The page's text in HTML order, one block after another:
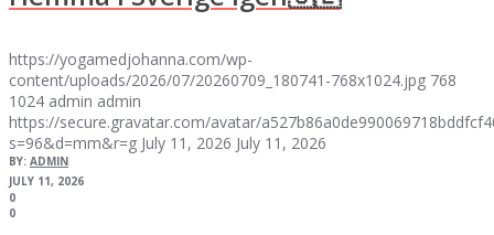
https://yogamedjohanna.com/wp-
content/uploads/2026/07/20260709_180741-768x1024.jpg 768
1024 admin admin
https://secure.gravatar.com/avatar/
s=96&d=mm&r=g July 11, 2026 July 11, 2026
BY: ADMIN
JULY 11, 2026
0
0